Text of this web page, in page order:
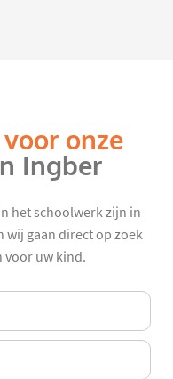
onze
Ingber
het schoolwerk zijn in
wij gaan direct op zoek
voor uw kind.